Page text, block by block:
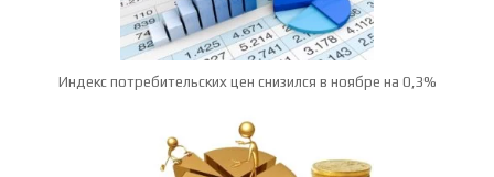
Индекс потребительских цен снизился в ноябре на 0,3%